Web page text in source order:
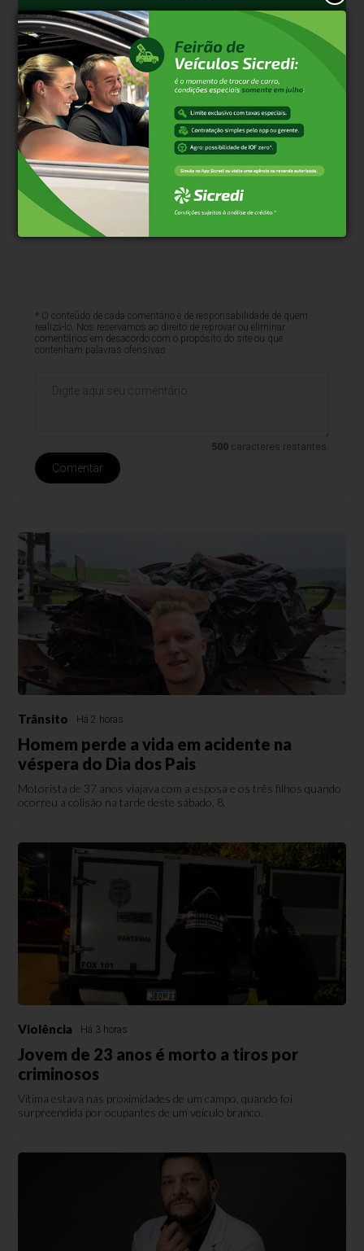
* O conteúdo de cada comentário é de responsabilidade de quem
realizá-lo. Nos reservamos ao direito de reprovar ou eliminar
comentários em desacordo com o propósito do site ou que
contenham palavras ofensivas.
500 caracteres restantes.
Comentar
Trânsito Há 2 horas
Homem perde a vida em acidente na
véspera do Dia dos Pais
Motorista de 37 anos viajava com a esposa e os três filhos quando
ocorreu a colisão na tarde deste sábado, 8.
Violência Há 3 horas
Jovem de 23 anos é morto a tiros por
criminosos
Vítima estava nas proximidades de um campo, quando foi
surpreendida por ocupantes de um veículo branco.